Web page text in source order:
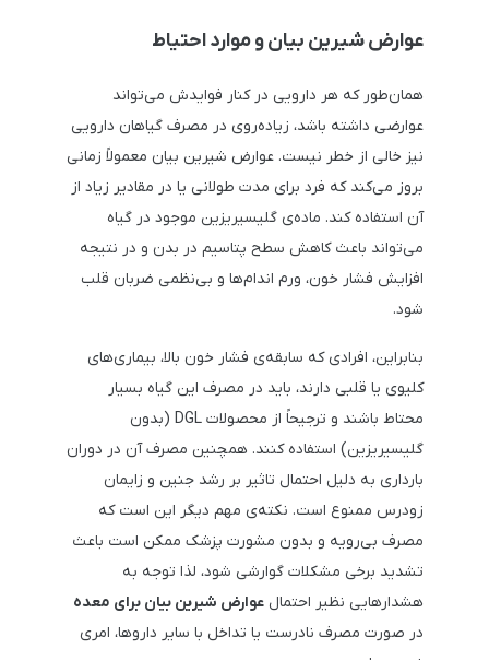
عوارض شیرین بیان و موارد احتیاط
همان‌طور که هر دارویی در کنار فوایدش می‌تواند
عوارضی داشته باشد، زیاده‌روی در مصرف گیاهان دارویی
نیز خالی از خطر نیست. عوارض شیرین بیان معمولاً زمانی
بروز می‌کند که فرد برای مدت طولانی یا در مقادیر زیاد از
آن استفاده کند. ماده‌ی گلیسیریزین موجود در گیاه
می‌تواند باعث کاهش سطح پتاسیم در بدن و در نتیجه
افزایش فشار خون، ورم اندام‌ها و بی‌نظمی ضربان قلب
شود.
بنابراین، افرادی که سابقه‌ی فشار خون بالا، بیماری‌های
کلیوی یا قلبی دارند، باید در مصرف این گیاه بسیار
محتاط باشند و ترجیحاً از محصولات DGL (بدون
گلیسیریزین) استفاده کنند. همچنین مصرف آن در دوران
بارداری به دلیل احتمال تاثیر بر رشد جنین و زایمان
زودرس ممنوع است. نکته‌ی مهم دیگر این است که
مصرف بی‌رویه و بدون مشورت پزشک ممکن است باعث
تشدید برخی مشکلات گوارشی شود، لذا توجه به
هشدارهایی نظیر احتمال عوارض شیرین بیان برای معده
در صورت مصرف نادرست یا تداخل با سایر داروها، امری